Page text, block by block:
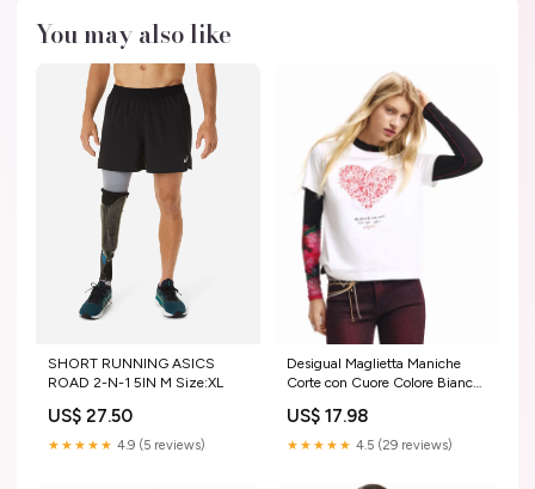
You may also like
SHORT RUNNING ASICS
ROAD 2-N-1 5IN M Size:XL
US$ 27.50
★★★★★ 4.9 (5 reviews)
Desigual Maglietta Maniche
Corte con Cuore Colore Bianco
US$ 17.98
★★★★★ 4.5 (29 reviews)